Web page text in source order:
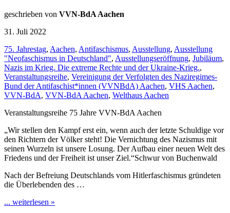
geschrieben von VVN-BdA Aachen
31. Juli 2022
75. Jahrestag, Aachen, Antifaschismus, Ausstellung, Ausstellung
"Neofaschismus in Deutschland", Ausstellungseröffnung, Jubiläum,
Nazis im Krieg. Die extreme Rechte und der Ukraine‐Krieg.,
Veranstaltungsreihe, Vereinigung der Verfolgten des Naziregimes­
Bund der Antifaschist*innen (VVN­BdA) Aachen, VHS Aachen,
VVN-BdA, VVN-BdA Aachen, Welthaus Aachen
Veranstaltungsreihe 75 Jahre VVN-BdA Aachen
„Wir stellen den Kampf erst ein, wenn auch der letzte Schuldige vor
den Richtern der Völker steht! Die Vernichtung des Nazismus mit
seinen Wurzeln ist unsere Losung. Der Aufbau einer neuen Welt des
Friedens und der Freiheit ist unser Ziel.“Schwur von Buchenwald
Nach der Befreiung Deutschlands vom Hitlerfaschismus gründeten
die Überlebenden des …
... weiterlesen »